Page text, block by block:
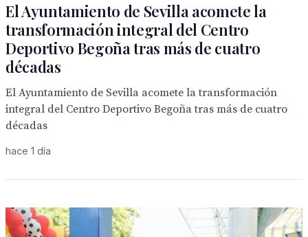
El Ayuntamiento de Sevilla acomete la
transformación integral del Centro
Deportivo Begoña tras más de cuatro
décadas
El Ayuntamiento de Sevilla acomete la transformación
integral del Centro Deportivo Begoña tras más de cuatro
décadas
hace 1 día